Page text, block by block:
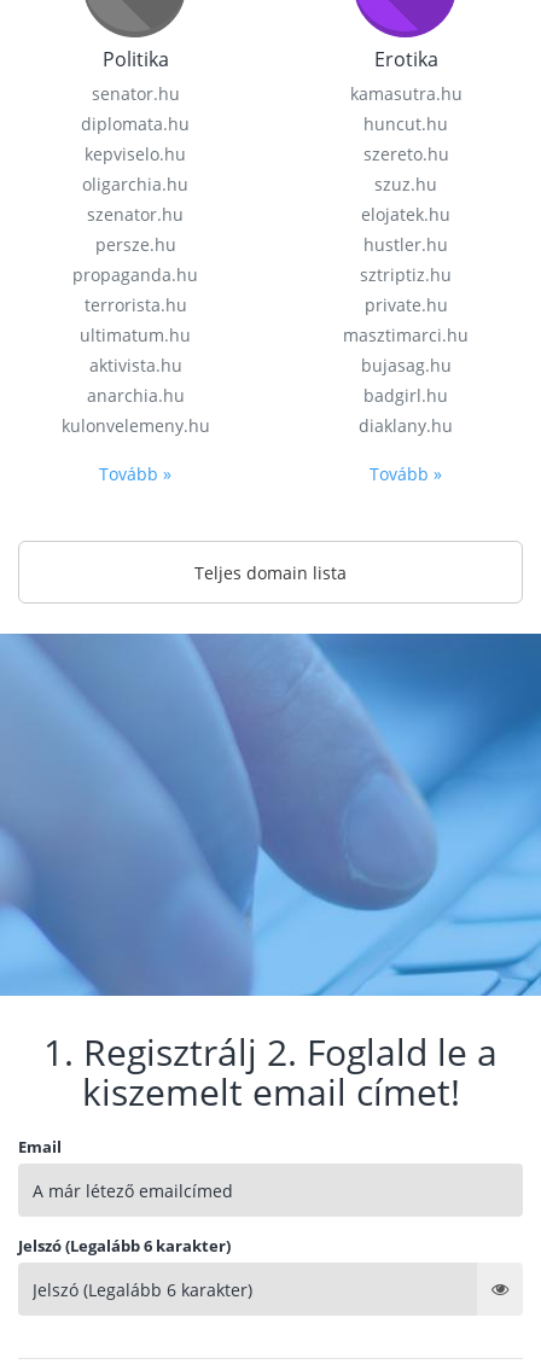
Politika
senator.hu
diplomata.hu
kepviselo.hu
oligarchia.hu
szenator.hu
persze.hu
propaganda.hu
terrorista.hu
ultimatum.hu
aktivista.hu
anarchia.hu
kulonvelemeny.hu
Tovább »
Erotika
kamasutra.hu
huncut.hu
szereto.hu
szuz.hu
elojatek.hu
hustler.hu
sztriptiz.hu
private.hu
masztimarci.hu
bujasag.hu
badgirl.hu
diaklany.hu
Tovább »
Teljes domain lista
1. Regisztrálj 2. Foglald le a
kiszemelt email címet!
Email
Jelszó (Legalább 6 karakter)